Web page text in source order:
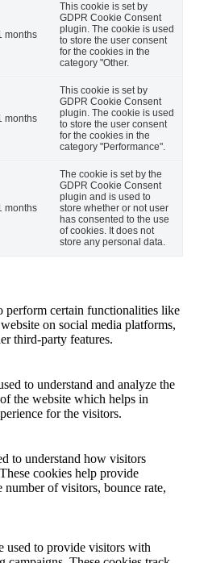
months
This cookie is set by
GDPR Cookie Consent
plugin. The cookie is used
to store the user consent
for the cookies in the
category "Other.
months
This cookie is set by
GDPR Cookie Consent
plugin. The cookie is used
to store the user consent
for the cookies in the
category "Performance".
months
The cookie is set by the
GDPR Cookie Consent
plugin and is used to
store whether or not user
has consented to the use
of cookies. It does not
store any personal data.
perform certain functionalities like
on social media platforms,
third-party features.
to understand and analyze the
the website which helps in
for the visitors.
to understand how visitors
cookies help provide
of visitors, bounce rate,
used to provide visitors with